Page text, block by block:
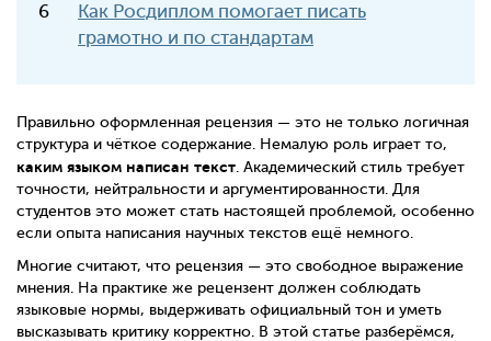
Как Росдиплом помогает писать
грамотно и по стандартам
Правильно оформленная рецензия — это не только логичная
структура и чёткое содержание. Немалую роль играет то,
каким языком написан текст. Академический стиль требует
точности, нейтральности и аргументированности. Для
студентов это может стать настоящей проблемой, особенно
если опыта написания научных текстов ещё немного.
Многие считают, что рецензия — это свободное выражение
мнения. На практике же рецензент должен соблюдать
языковые нормы, выдерживать официальный тон и уметь
высказывать критику корректно. В этой статье разберёмся,